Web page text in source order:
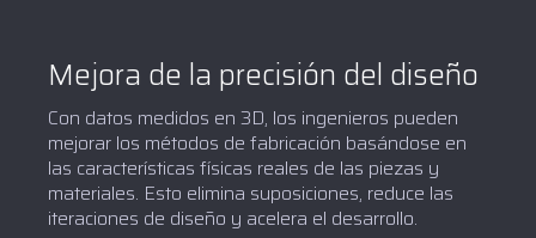
Mejora de la precisión del diseño
Con datos medidos en 3D, los ingenieros pueden
mejorar los métodos de fabricación basándose en
las características físicas reales de las piezas y
materiales. Esto elimina suposiciones, reduce las
iteraciones de diseño y acelera el desarrollo.